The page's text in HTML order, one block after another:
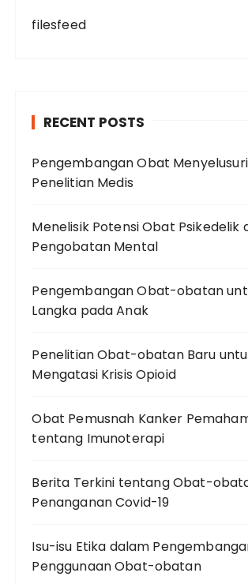
filesfeed
RECENT POSTS
Pengembangan Obat
Penelitian Medis
Menelisik Potensi Obat Psikedelik
Pengobatan Mental
Pengembangan Obat-obatan
Langka pada Anak
Penelitian Obat-obatan Baru
Mengatasi Krisis Opioid
Obat Pemusnah Kanker
tentang Imunoterapi
Berita Terkini tentang Obat-
Penanganan Covid-19
Isu-isu Etika dalam
Penggunaan Obat-obatan